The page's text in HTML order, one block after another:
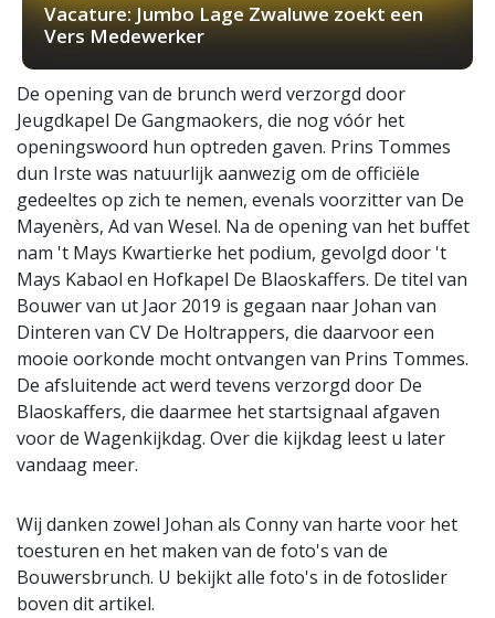
Vacature: Jumbo Lage Zwaluwe zoekt een
Vers Medewerker
De opening van de brunch werd verzorgd door
Jeugdkapel De Gangmaokers, die nog vóór het
openingswoord hun optreden gaven. Prins Tommes
dun Irste was natuurlijk aanwezig om de officiële
gedeeltes op zich te nemen, evenals voorzitter van De
Mayenèrs, Ad van Wesel. Na de opening van het buffet
nam 't Mays Kwartierke het podium, gevolgd door 't
Mays Kabaol en Hofkapel De Blaoskaffers. De titel van
Bouwer van ut Jaor 2019 is gegaan naar Johan van
Dinteren van CV De Holtrappers, die daarvoor een
mooie oorkonde mocht ontvangen van Prins Tommes.
De afsluitende act werd tevens verzorgd door De
Blaoskaffers, die daarmee het startsignaal afgaven
voor de Wagenkijkdag. Over die kijkdag leest u later
vandaag meer.
Wij danken zowel Johan als Conny van harte voor het
toesturen en het maken van de foto's van de
Bouwersbrunch. U bekijkt alle foto's in de fotoslider
boven dit artikel.